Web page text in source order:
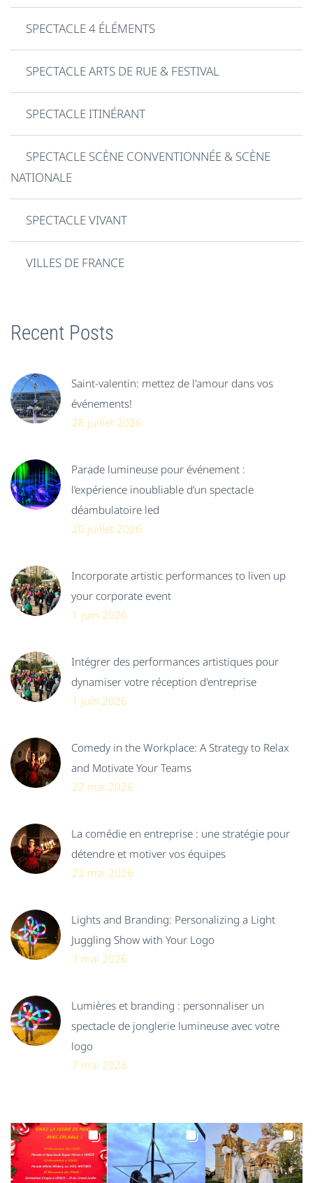
SPECTACLE 4 ÉLÉMENTS
SPECTACLE ARTS DE RUE & FESTIVAL
SPECTACLE ITINÉRANT
SPECTACLE SCÈNE CONVENTIONNÉE & SCÈNE
NATIONALE
SPECTACLE VIVANT
VILLES DE FRANCE
Recent Posts
Saint-valentin: mettez de l'amour dans vos
événements!
28 juillet 2026
Parade lumineuse pour événement :
l’expérience inoubliable d’un spectacle
déambulatoire led
20 juillet 2026
Incorporate artistic performances to liven up
your corporate event
1 juin 2026
Intégrer des performances artistiques pour
dynamiser votre réception d'entreprise
1 juin 2026
Comedy in the Workplace: A Strategy to Relax
and Motivate Your Teams
22 mai 2026
La comédie en entreprise : une stratégie pour
détendre et motiver vos équipes
22 mai 2026
Lights and Branding: Personalizing a Light
Juggling Show with Your Logo
7 mai 2026
Lumières et branding : personnaliser un
spectacle de jonglerie lumineuse avec votre
logo
7 mai 2026